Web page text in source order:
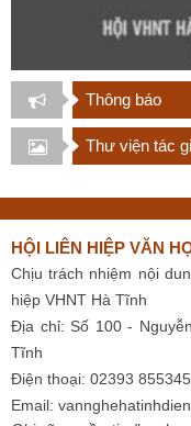
Thông báo
Thư viện tác
HỘI LIÊN HIỆP VĂN
Chịu trách nhiệm nội
hiệp VHNT Hà Tĩnh
Địa chỉ: Số 100 -
Tĩnh
Điện thoại: 02393 855345
Email: